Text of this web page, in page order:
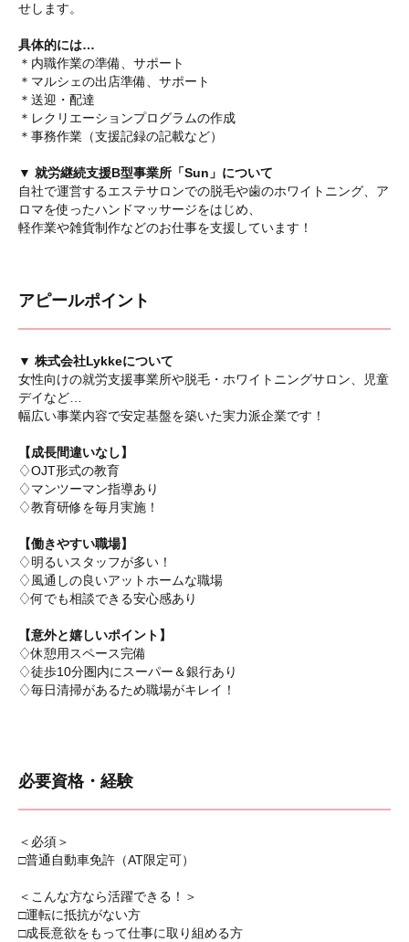
せします。
具体的には…
＊内職作業の準備、サポート
＊マルシェの出店準備、サポート
＊送迎・配達
＊レクリエーションプログラムの作成
＊事務作業（支援記録の記載など）
▼ 就労継続支援B型事業所「Sun」について
自社で運営するエステサロンでの脱毛や歯のホワイトニング、ア
ロマを使ったハンドマッサージをはじめ、
軽作業や雑貨制作などのお仕事を支援しています！
アピールポイント
▼ 株式会社Lykkeについて
女性向けの就労支援事業所や脱毛・ホワイトニングサロン、児童
デイなど…
幅広い事業内容で安定基盤を築いた実力派企業です！
【成長間違いなし】
♢OJT形式の教育
♢マンツーマン指導あり
♢教育研修を毎月実施！
【働きやすい職場】
♢明るいスタッフが多い！
♢風通しの良いアットホームな職場
♢何でも相談できる安心感あり
【意外と嬉しいポイント】
♢休憩用スペース完備
♢徒歩10分圏内にスーパー＆銀行あり
♢毎日清掃があるため職場がキレイ！
必要資格・経験
＜必須＞
□普通自動車免許（AT限定可）
＜こんな方なら活躍できる！＞
□運転に抵抗がない方
□成長意欲をもって仕事に取り組める方